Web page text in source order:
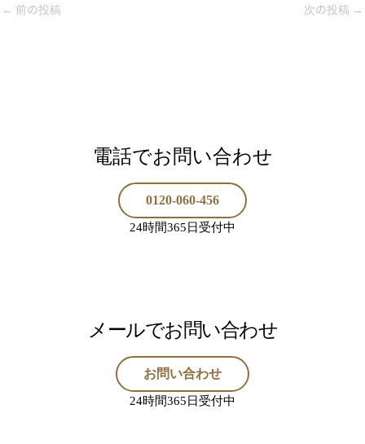
← 前の投稿 次の投稿 →
電話でお問い合わせ
0120-060-456
24時間365日受付中
メールでお問い合わせ
お問い合わせ
24時間365日受付中